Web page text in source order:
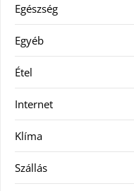
Egészség
Egyéb
Étel
Internet
Klíma
Szállás